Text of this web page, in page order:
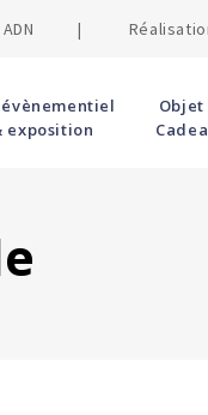
ADN |
exposition